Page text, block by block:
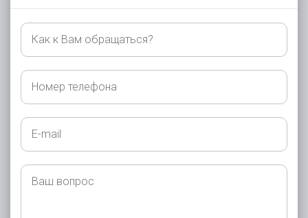
Как
Вам
обращаться?
Номер
телефона
E-
mail
Ваш
вопрос